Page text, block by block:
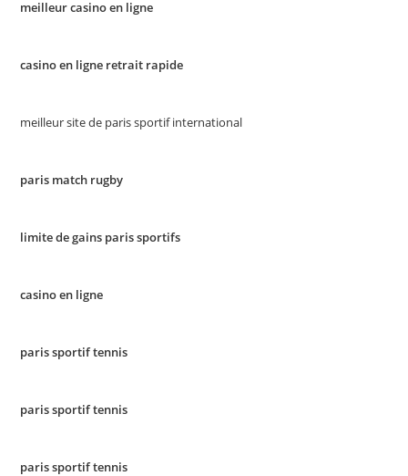
meilleur casino en ligne
casino en ligne retrait rapide
meilleur site de paris sportif international
paris match rugby
limite de gains paris sportifs
casino en ligne
paris sportif tennis
paris sportif tennis
paris sportif tennis